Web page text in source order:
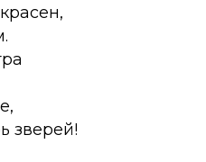
зверей!